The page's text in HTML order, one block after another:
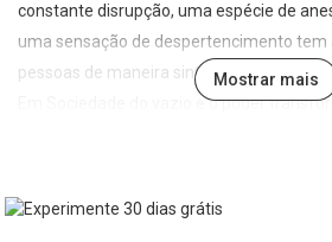
constante disrupção, uma espécie de
uma sensação de despertencimento
pessoas de maneira sintomática.
Em Sociedade do vazio e o poder
tornado a regra. É possível reverter esse
Mostrar mais